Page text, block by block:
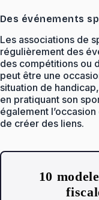
Des événements
Les associations de
régulièrement des
des compétitions ou
peut être une
situation de
en pratiquant son
également
de créer des liens.
10